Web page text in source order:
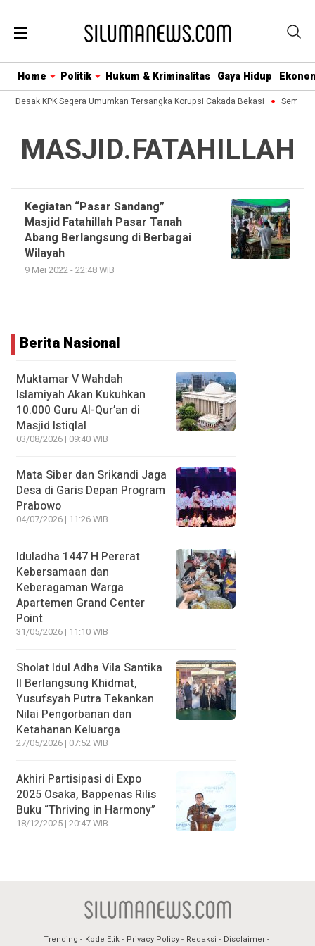
Home Politik Hukum & Kriminalitas Gaya Hidup
Desak KPK Segera Umumkan Tersangka Korupsi Cakada Bekasi Semua
MASJID.FATAHILLAH
Kegiatan “Pasar Sandang”
Masjid Fatahillah Pasar Tanah
Abang Berlangsung di Berbagai
Wilayah
9 Mei 2022 - 22:48 WIB
Berita Nasional
Muktamar V Wahdah
Islamiyah Akan Kukuhkan
10.000 Guru Al-Qur’an di
Masjid Istiqlal
03/08/2026 | 09:40 WIB
Mata Siber dan Srikandi Jaga
Desa di Garis Depan Program
Prabowo
04/07/2026 | 11:26 WIB
Iduladha 1447 H Pererat
Kebersamaan dan
Keberagaman Warga
Apartemen Grand Center
Point
31/05/2026 | 11:10 WIB
Sholat Idul Adha Vila Santika
II Berlangsung Khidmat,
Yusufsyah Putra Tekankan
Nilai Pengorbanan dan
Ketahanan Keluarga
27/05/2026 | 07:52 WIB
Akhiri Partisipasi di Expo
2025 Osaka, Bappenas Rilis
Buku “Thriving in Harmony”
18/12/2025 | 20:47 WIB
Trending Kode Etik Privacy Policy Redaksi Disclaimer